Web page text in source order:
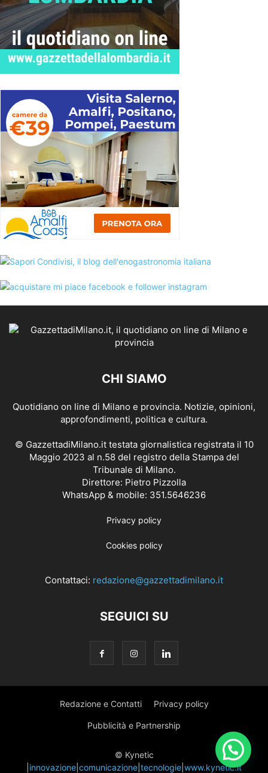
CHI SIAMO
Quotidiano on line di Milano e provincia. Notizie, opinioni,
approfondimenti, politica e cultura.
© GazzettadiMilano.it testata giornalistica registrata il 10
Maggio 2023 al n.58 del registro della Stampa del
Tribunale di Milano.
Direttore: Pietro Pizzolla
WhatsApp & mobile: 351.5646236
Privacy policy
Cookies policy
Contattaci: redazione@gazzettadimilano.it
SEGUICI SU
Redazione e Contatti Privacy policy
Pubblicità e Partnership
© Kynetic
innovazione comunicazione tecnologie www.kynetic.it